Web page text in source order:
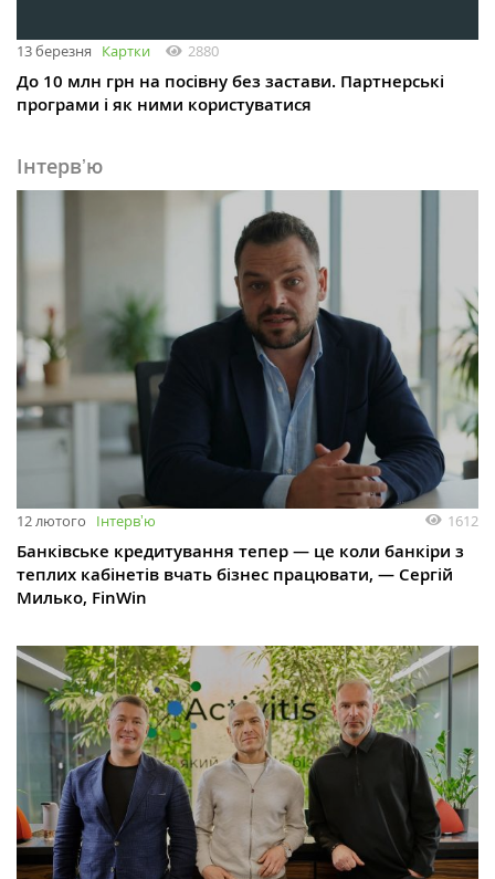
13 березня Картки 2880
До 10 млн грн на посівну без застави. Партнерські
програми і як ними користуватися
Інтервʼю
12 лютого Інтервʼю 1612
Банківське кредитування тепер — це коли банкіри з
теплих кабінетів вчать бізнес працювати, — Сергій
Милько, FinWin